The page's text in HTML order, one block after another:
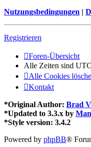
Nutzungsbedingungen |
Registrieren
Foren-Übersicht
Alle Zeiten sind
Alle Cookies
Kontakt
*Original Author: Brad
*Updated to 3.3.x by
*Style version: 3.4.2
Powered by phpBB®